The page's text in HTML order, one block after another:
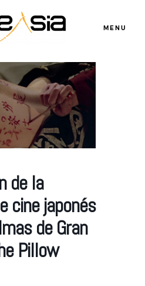
MENU
de la
cine japonés
de Gran
Pillow